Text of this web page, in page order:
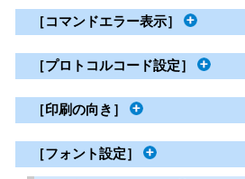
［コマンドエラー表示］
［プロトコルコード設定］
［印刷の向き ］
［フォント設定］